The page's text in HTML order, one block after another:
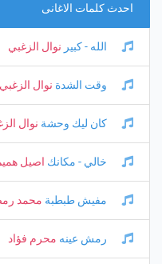
احدث كلمات الاغانى
الله - كبير نوال الزغبي
وقت الشدة نوال الزغبي
كان ليك وحشة نوال
خالي - مكانك اصيل
مفيش طبطبة محمد
رمش عينه محرم فؤاد